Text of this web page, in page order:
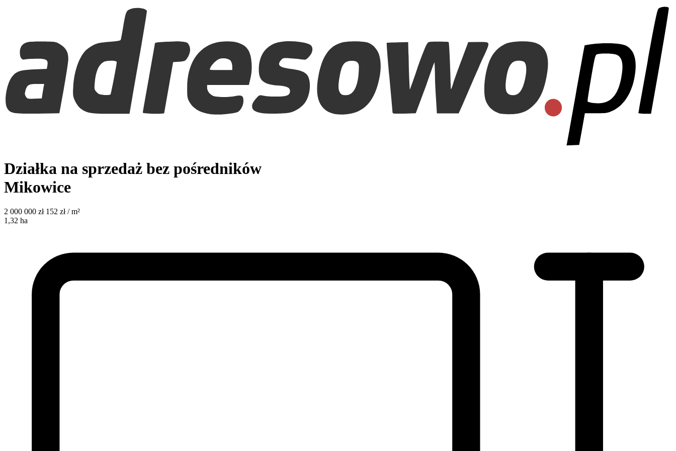
Działka na sprzedaż bez pośredników
Mikowice
2 000 000 zł 152 zł / m²
1,32 ha